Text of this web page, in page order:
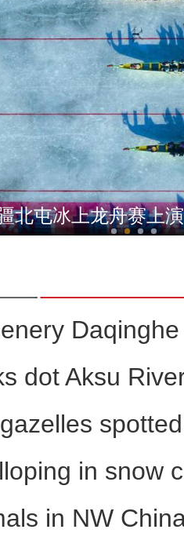
雅：首届“最美村歌
苏是个好地方·四季
博州冬都精：天山
dot Aksu
in snow
in NW